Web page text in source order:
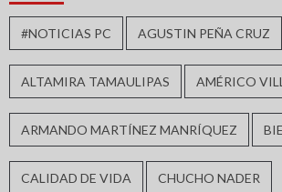
#NOTICIAS PC AGUSTIN PEÑA CRUZ
ALTAMIRA TAMAULIPAS AMÉRICO
ARMANDO MARTÍNEZ MANRÍQUEZ
CALIDAD DE VIDA CHUCHO NADER